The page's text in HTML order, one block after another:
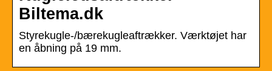
Biltema.dk
Styrekugle-/bærekugleaftrækker. Værktøjet har
en åbning på 19 mm.